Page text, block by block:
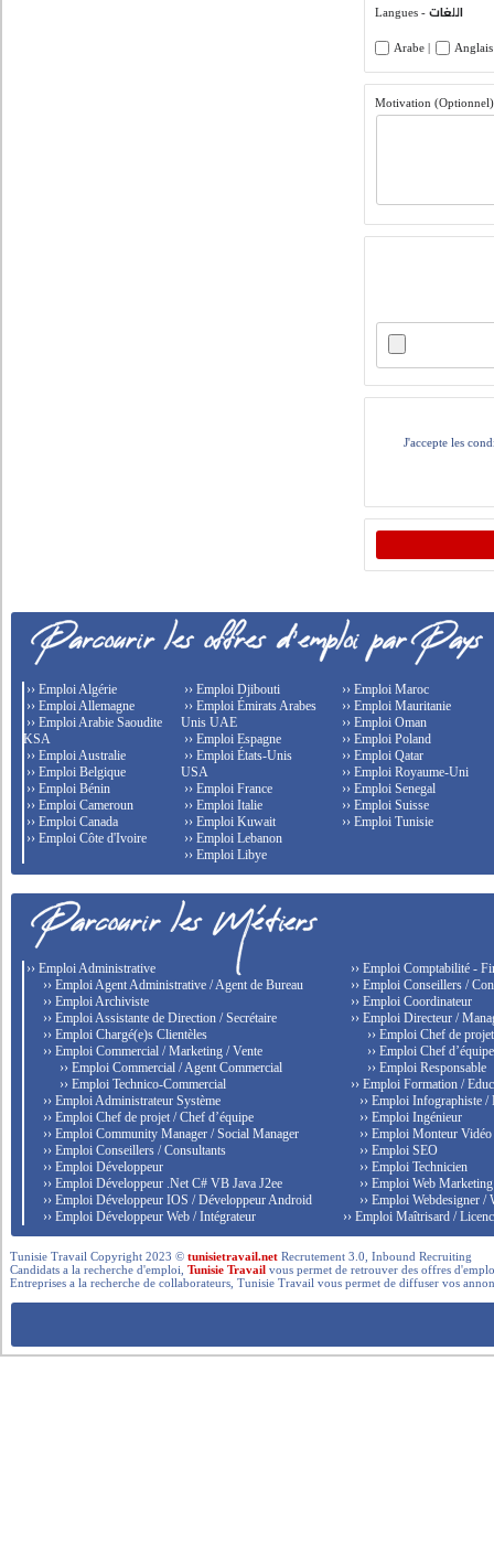
Langues -اللغات
Arabe |
Motivation (Optionnel)
J'accepte les
›› Emploi Algérie
›› Emploi Allemagne
›› Emploi Arabie Saoudite
KSA
›› Emploi Australie
›› Emploi Belgique
›› Emploi Bénin
›› Emploi Cameroun
›› Emploi Canada
›› Emploi Côte d'Ivoire
›› Emploi Djibouti
›› Emploi Émirats Arabes
Unis UAE
›› Emploi Espagne
›› Emploi États-Unis
USA
›› Emploi France
›› Emploi Italie
›› Emploi Kuwait
›› Emploi Lebanon
›› Emploi Libye
›› Emploi Maroc
›› Emploi Mauritanie
›› Emploi Oman
›› Emploi Poland
›› Emploi Qatar
›› Emploi Royaume-Uni
›› Emploi Senegal
›› Emploi Suisse
›› Emploi Tunisie
›› Emploi Administrative
›› Emploi Agent Administrative / Agent de Bureau
›› Emploi Archiviste
›› Emploi Assistante de Direction / Secrétaire
›› Emploi Chargé(e)s Clientèles
›› Emploi Commercial / Marketing / Vente
›› Emploi Commercial / Agent Commercial
›› Emploi Technico-Commercial
›› Emploi Comptabilité -
›› Emploi Conseillers /
›› Emploi Coordinateur
›› Emploi Directeur /
›› Emploi Chef de projet
›› Emploi Chef d’équipe
›› Emploi Responsable
›› Emploi Formation /
›› Emploi Administrateur Système
›› Emploi Chef de projet / Chef d’équipe
›› Emploi Community Manager / Social Manager
›› Emploi Conseillers / Consultants
›› Emploi Développeur
›› Emploi Développeur .Net C# VB Java J2ee
›› Emploi Développeur IOS / Développeur Android
›› Emploi Développeur Web / Intégrateur
›› Emploi Infographiste
›› Emploi Ingénieur
›› Emploi Monteur Vidéo
›› Emploi SEO
›› Emploi Technicien
›› Emploi Web Marketing
›› Emploi Webdesigner /
›› Emploi Maîtrisard /
Tunisie Travail Copyright 2023 ©tunisietravail.net Recrutement 3.0, Inbound Recruiting
Candidats a la recherche d'emploi,Tunisie Travail vous permet de retrouver des offres
Entreprises a la recherche de collaborateurs, Tunisie Travail vous permet de diffuser vos